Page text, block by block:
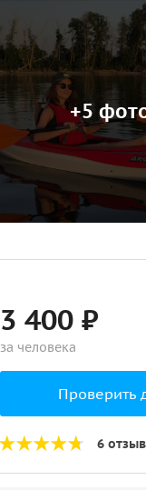
+5
3 400 ₽
за человека
Проверить
6